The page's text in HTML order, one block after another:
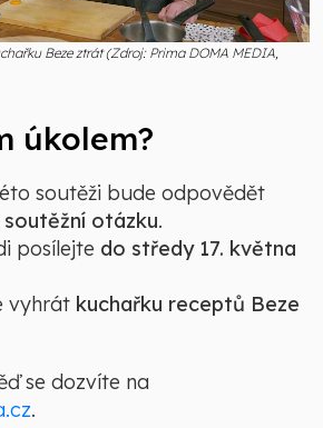
Beze ztrát (Zdroj: Prima DOMA MEDIA,
úkolem?
soutěži bude odpovědět
soutěžní otázku.
posílejte do středy 17. května
vyhrát kuchařku receptů Beze
se dozvíte na
.